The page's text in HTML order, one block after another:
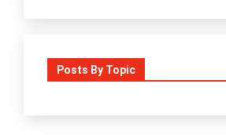
Posts By Topic